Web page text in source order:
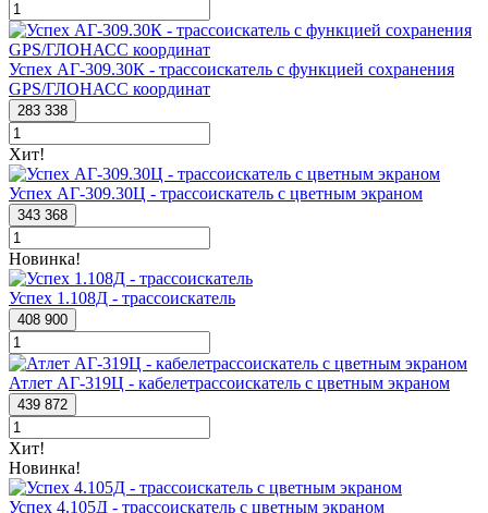
Успех АГ-309.30К - трассоискатель с функцией сохранения
GPS/ГЛОНАСС координат
283 338
Хит!
Успех АГ-309.30Ц - трассоискатель с цветным экраном
343 368
Новинка!
Успех 1.108Д - трассоискатель
408 900
Атлет АГ-319Ц - кабелетрассоискатель с цветным экраном
439 872
Хит!
Новинка!
Успех 4.105Д - трассоискатель с цветным экраном